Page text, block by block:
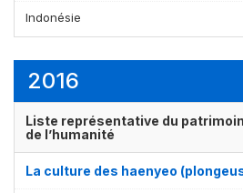
Indonésie
2016
Liste représentative du
de l’humanité
La culture des haenyeo